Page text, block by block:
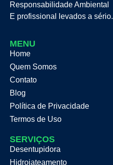
Responsabilidade Ambiental
E profissional levados a sério.
MENU
Home
Quem Somos
Contato
Blog
Política de Privacidade
Termos de Uso
SERVIÇOS
Desentupidora
Hidrojateamento